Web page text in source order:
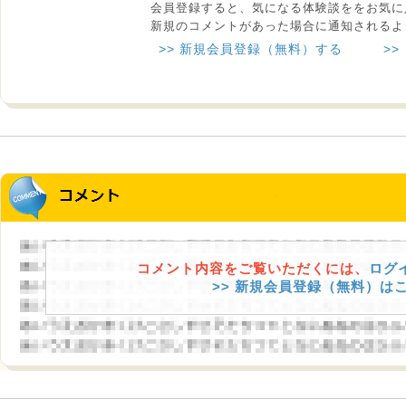
会員登録すると、気になる体験談ををお気
新規のコメントがあった場合に通知される
>> 新規会員登録（無料）する >>
コメント内容をご覧いただくには、
ログ
>> 新規会員登録（無料）は